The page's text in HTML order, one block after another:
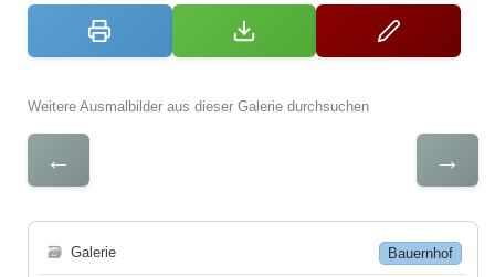
Weitere Ausmalbilder aus dieser Galerie durchsuchen
← →
🗃 Galerie Bauernhof